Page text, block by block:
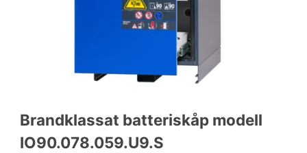
Brandklassat batteriskåp modell
IO90.078.059.U9.S